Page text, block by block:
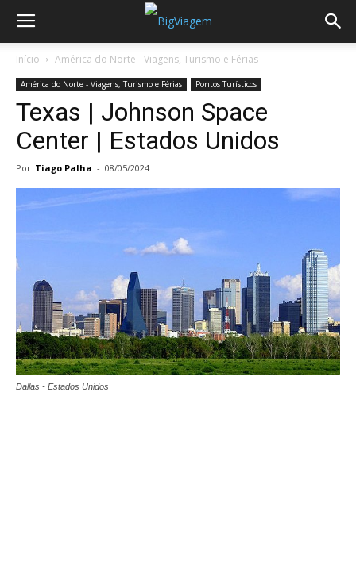
Início América do Norte - Viagens, Turismo e Férias
América do Norte - Viagens, Turismo e Férias Pontos Turísticos
Texas | Johnson Space
Center | Estados Unidos
Por Tiago Palha - 08/05/2024
Dallas - Estados Unidos